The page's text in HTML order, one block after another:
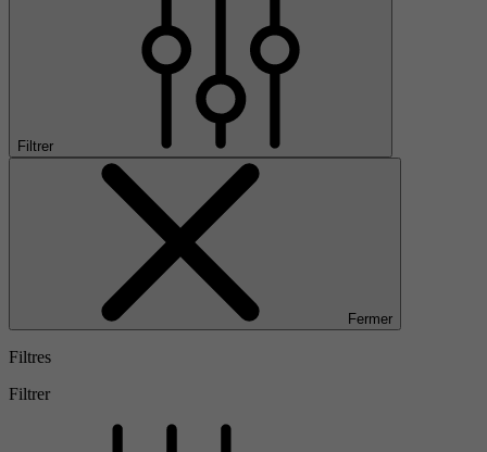
Filtrer
Fermer
Filtres
Filtrer